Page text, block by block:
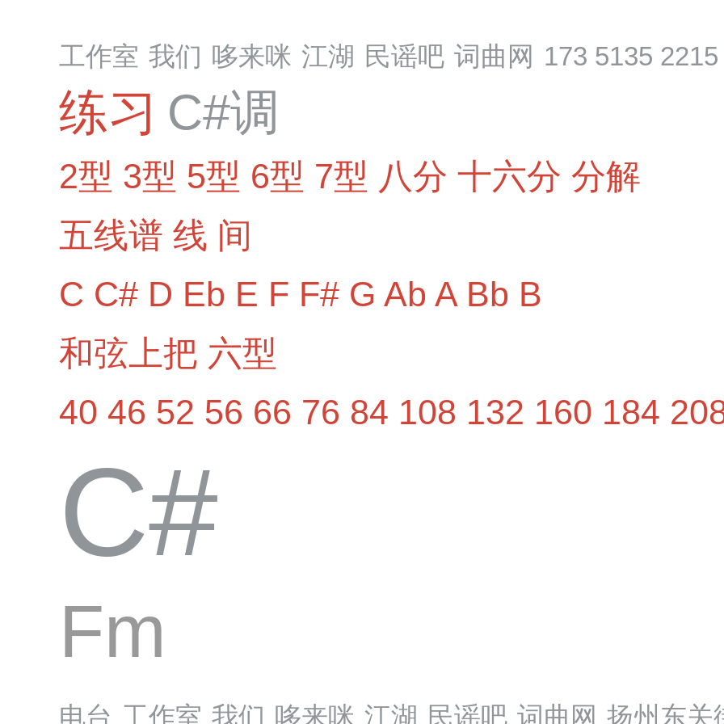
工作室 我们 哆来咪 江湖 民谣吧 词曲网 173 5135 2215
练习 C#调
2型 3型 5型 6型 7型 八分 十六分 分解
五线谱 线 间
C C# D Eb E F F# G Ab A Bb B
和弦上把 六型
40 46 52 56 66 76 84 108 132 160 184
​C#
Fm
电台 工作室 我们 哆来咪 江湖 民谣吧 词曲网 扬州东关